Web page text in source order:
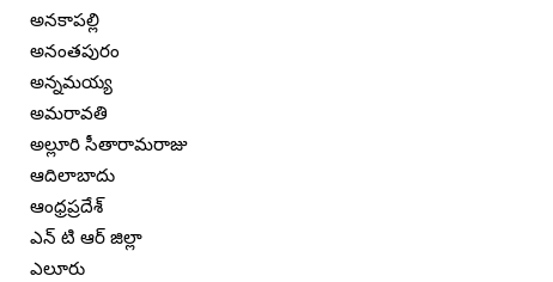
అనకాపల్లి
అనంతపురం
అన్నమయ్య
అమరావతి
అల్లూరి సీతారామరాజు
ఆదిలాబాదు
ఆంధ్రప్రదేశ్
ఎన్ టి ఆర్ జిల్లా
ఎలూరు